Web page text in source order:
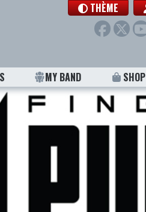
THÈME
MY BAND SHOP